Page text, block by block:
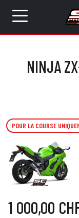
NINJA
POUR LA COURSE
1 000,00